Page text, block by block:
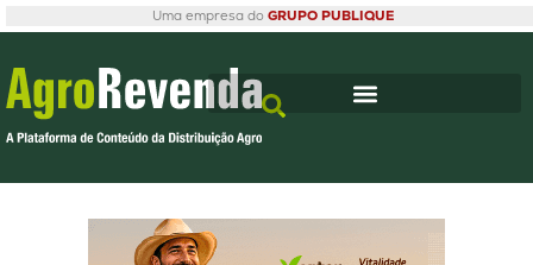
Uma empresa do GRUPO PUBLIQUE